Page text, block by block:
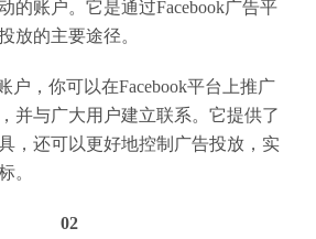
的账户。它是通过Facebook广告平
放的主要途径。
户，你可以在Facebook平台上推广
并与广大用户建立联系。它提供了
，还可以更好地控制广告投放，实
。
02